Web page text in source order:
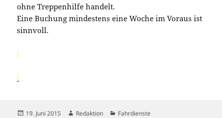
ohne Treppenhilfe handelt.
Eine Buchung mindestens eine Woche im Voraus ist
sinnvoll.
Veröffentlicht
19. Juni 2015 Autor
Redaktion Kategorien
Fahrdienste